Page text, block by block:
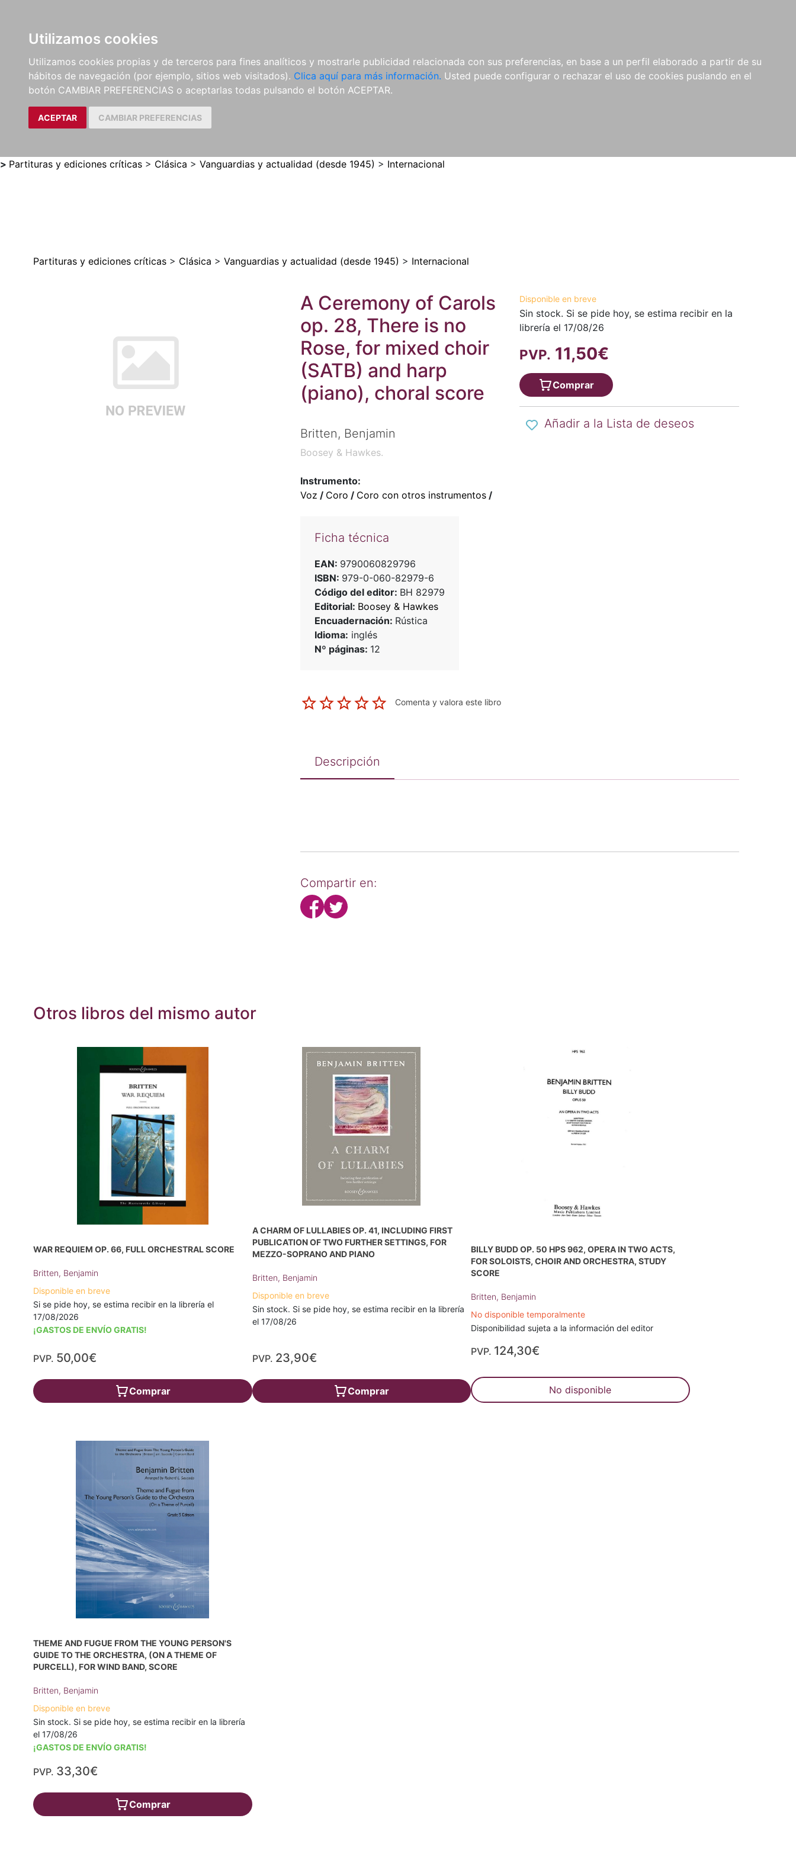
Utilizamos cookies
Utilizamos cookies propias y de terceros para fines analíticos y mostrarle publicidad relacionada con sus preferencias, en base a un perfil elaborado a partir de su
hábitos de navegación (por ejemplo, sitios web visitados). Clica aquí para más información. Usted puede configurar o rechazar el uso de cookies puslando en el
botón CAMBIAR PREFERENCIAS o aceptarlas todas pulsando el botón ACEPTAR.
ACEPTAR CAMBIAR PREFERENCIAS
LIBROS
MÉTODOS Y
EJERCICIOS
PARTITURAS Y EDICIONES
CRÍTICAS
REVISTAS
CDS Y
DVDS
MATERIAL
COMPLEMENTARIO
NOVEDADES NOTICIAS
COMPRAS
INSTITUCIONALES
> Partituras y ediciones críticas > Clásica > Vanguardias y actualidad (desde 1945) > Internacional
Partituras y ediciones críticas > Clásica > Vanguardias y actualidad (desde 1945) > Internacional
A Ceremony of Carols
op. 28, There is no
Rose, for mixed choir
(SATB) and harp
(piano), choral score
Britten, Benjamin
Boosey & Hawkes.
Instrumento:
Voz / Coro / Coro con otros instrumentos/
Ficha técnica
EAN: 9790060829796
ISBN: 979-0-060-82979-6
Código del editor: BH 82979
Editorial: Boosey & Hawkes
Encuadernación: Rústica
Idioma: inglés
Nº páginas: 12
Comenta y valora este libro
Disponible en breve
Sin stock. Si se pide hoy, se estima recibir en la
librería el 17/08/26
PVP. 11,50€
Comprar
Añadir a la Lista de deseos
Descripción
Compartir en:
Otros libros del mismo autor
WAR REQUIEM OP. 66, FULL ORCHESTRAL SCORE
Britten, Benjamin
Disponible en breve
Si se pide hoy, se estima recibir en la librería el
17/08/2026
¡GASTOS DE ENVÍO GRATIS!
PVP. 50,00€
Comprar
A CHARM OF LULLABIES OP. 41, INCLUDING FIRST
PUBLICATION OF TWO FURTHER SETTINGS, FOR
MEZZO-SOPRANO AND PIANO
Britten, Benjamin
Disponible en breve
Sin stock. Si se pide hoy, se estima recibir en la librería
el 17/08/26
PVP. 23,90€
Comprar
BILLY BUDD OP. 50 HPS 962, OPERA IN TWO ACTS,
FOR SOLOISTS, CHOIR AND ORCHESTRA, STUDY
SCORE
Britten, Benjamin
No disponible temporalmente
Disponibilidad sujeta a la información del editor
PVP. 124,30€
No disponible
THEME AND FUGUE FROM THE YOUNG PERSON'S
GUIDE TO THE ORCHESTRA, (ON A THEME OF
PURCELL), FOR WIND BAND, SCORE
Britten, Benjamin
Disponible en breve
Sin stock. Si se pide hoy, se estima recibir en la librería
el 17/08/26
¡GASTOS DE ENVÍO GRATIS!
PVP. 33,30€
Comprar